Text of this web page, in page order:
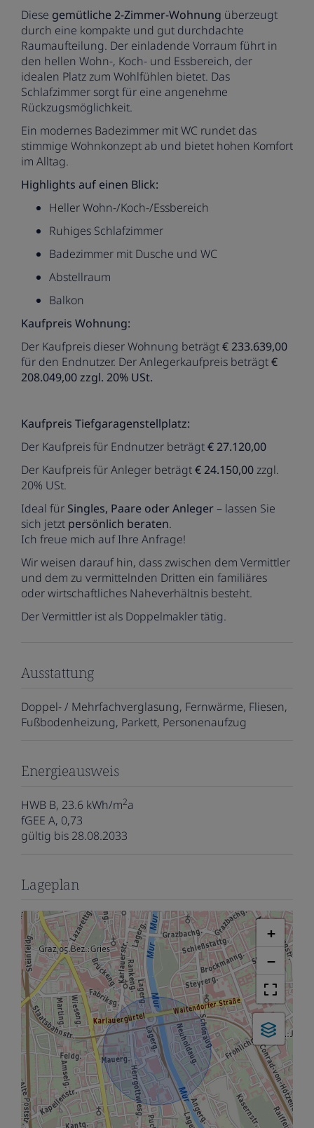
Diese gemütliche 2-Zimmer-Wohnung überzeugt
durch eine kompakte und gut durchdachte
Raumaufteilung. Der einladende Vorraum führt in
den hellen Wohn-, Koch- und Essbereich, der
idealen Platz zum Wohlfühlen bietet. Das
Schlafzimmer sorgt für eine angenehme
Rückzugsmöglichkeit.
Ein modernes Badezimmer mit WC rundet das
stimmige Wohnkonzept ab und bietet hohen Komfort
im Alltag.
Highlights auf einen Blick:
Heller Wohn-/Koch-/Essbereich
Ruhiges Schlafzimmer
Badezimmer mit Dusche und WC
Abstellraum
Balkon
Kaufpreis Wohnung:
Der Kaufpreis dieser Wohnung beträgt€ 233.639,00
für den Endnutzer. Der Anlegerkaufpreis beträgt€
208.049,00 zzgl. 20% USt.
Kaufpreis Tiefgaragenstellplatz:
Der Kaufpreis für Endnutzer beträgt€ 27.120,00
Der Kaufpreis für Anleger beträgt€ 24.150,00zzgl.
20% USt.
Ideal für Singles, Paare oder Anleger– lassen Sie
sich jetzt persönlich beraten.
Ich freue mich auf Ihre Anfrage!
Wir weisen darauf hin, dass zwischen dem Vermittler
und dem zu vermittelnden Dritten ein familiäres
oder wirtschaftliches Naheverhältnis besteht.
Der Vermittler ist als Doppelmakler tätig.
Ausstattung
Doppel- / Mehrfachverglasung Fernwärme Fliesen
Fußbodenheizung Parkett Personenaufzug
Energieausweis
HWB B, 23.6 kWh/m2a
fGEE A, 0,73
gültig bis 28.08.2033
Lageplan
+
−